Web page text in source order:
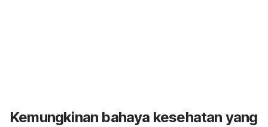
Kemungkinan bahaya kesehatan yang